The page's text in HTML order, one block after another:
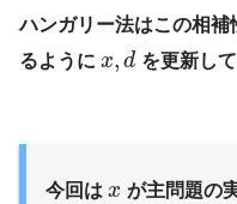
ハンガリー法はこの相
るように x, d を更新し
今回は x が主問題の